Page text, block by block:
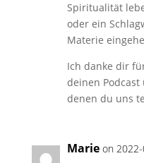
Spiritualität
oder ein
Materie
Ich danke dir
deinen
denen du uns
Marie on